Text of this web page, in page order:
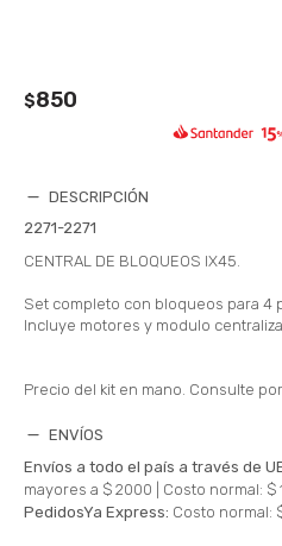
$850
DESCRIPCIÓN
2271-2271
CENTRAL DE BLOQUEOS IX45.
Set completo con bloqueos para 4
Incluye motores y modulo
Precio del kit en mano. Consulte
ENVÍOS
Envíos a todo el país a través de
mayores a $ 2000 | Costo normal: $
PedidosYa Express: Costo normal: